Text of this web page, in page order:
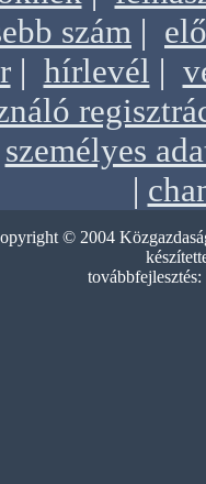
szám |
| hírlevél |
személyes
|
© 2004
továbbfejlesztés: